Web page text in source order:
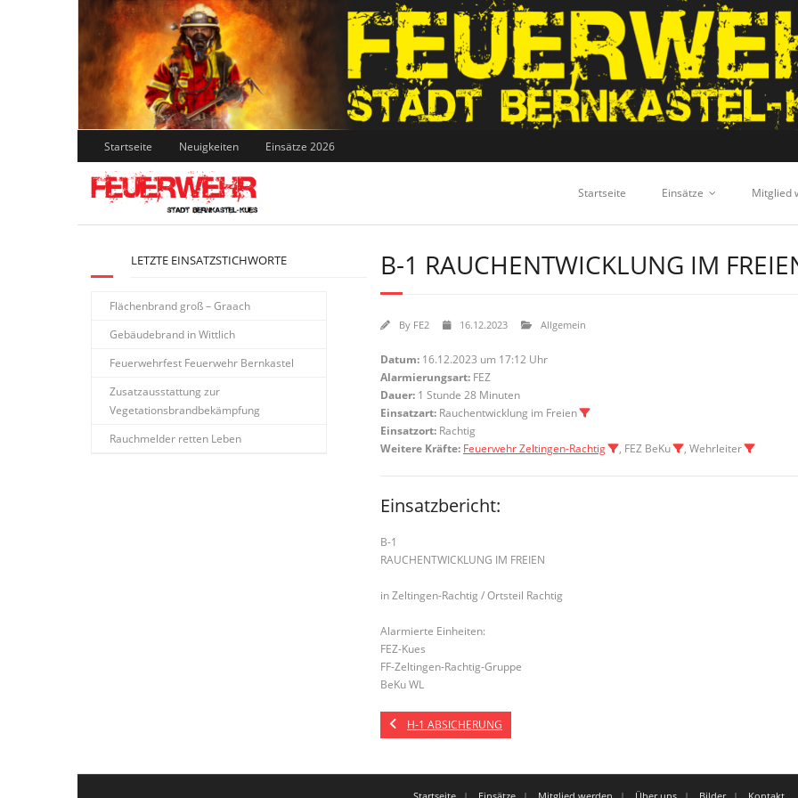
Skip
to
content
Startseite Neuigkeiten Einsätze 2026
Startseite Einsätze Mitglied
B-1 RAUCHENTWICKLUNG IM
By FE2 16.12.2023 Allgemein
Datum: 16.12.2023 um 17:12 Uhr
Alarmierungsart: FEZ
Dauer: 1 Stunde 28 Minuten
Einsatzart: Rauchentwicklung im Freien
Einsatzort: Rachtig
Weitere Kräfte: Feuerwehr Zeltingen-Rachtig , FEZ BeKu , Wehrleiter
Einsatzbericht:
B-1
RAUCHENTWICKLUNG IM FREIEN
in Zeltingen-Rachtig / Ortsteil Rachtig
Alarmierte Einheiten:
FEZ-Kues
FF-Zeltingen-Rachtig-Gruppe
BeKu WL
H-1 ABSICHERUNG
LETZTE EINSATZSTICHWORTE
Flächenbrand groß – Graach
Gebäudebrand in Wittlich
Feuerwehrfest Feuerwehr Bernkastel
Zusatzausstattung zur
Vegetationsbrandbekämpfung
Rauchmelder retten Leben